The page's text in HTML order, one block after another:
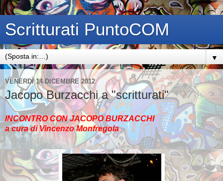
Scritturati PuntoCOM
▼
VENERDÌ 14 DICEMBRE 2012
Jacopo Burzacchi a "scritturati"
INCONTRO CON JACOPO BURZACCHI
a cura di Vincenzo Monfregola